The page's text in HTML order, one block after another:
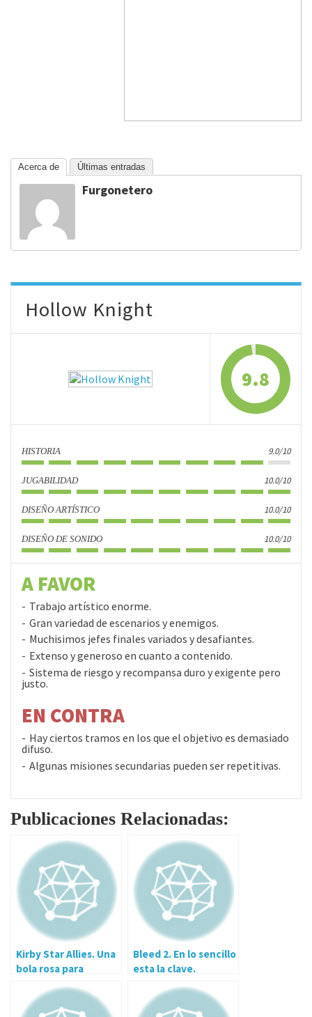
Acerca de Últimas entradas
Furgonetero
Hollow Knight
9.8
HISTORIA 9.0/10
JUGABILIDAD 10.0/10
DISEÑO ARTÍSTICO 10.0/10
DISEÑO DE SONIDO 10.0/10
A FAVOR
Trabajo artístico enorme.
Gran variedad de escenarios y enemigos.
Muchisimos jefes finales variados y desafiantes.
Extenso y generoso en cuanto a contenido.
Sistema de riesgo y recompansa duro y exigente pero
justo.
EN CONTRA
Hay ciertos tramos en los que el objetivo es demasiado
difuso.
Algunas misiones secundarias pueden ser repetitivas.
Publicaciones Relacionadas:
Kirby Star Allies. Una
bola rosa para
Bleed 2. En lo sencillo
esta la clave.